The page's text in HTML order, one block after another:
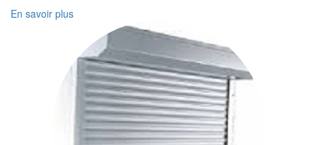
En savoir plus